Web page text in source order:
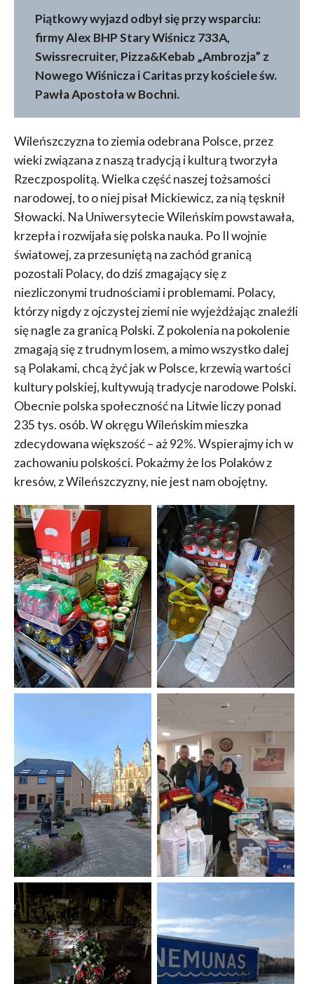
Piątkowy wyjazd odbył się przy wsparciu:
firmy Alex BHP Stary Wiśnicz 733A,
Swissrecruiter, Pizza&Kebab „Ambrozja” z
Nowego Wiśnicza i Caritas przy kościele św.
Pawła Apostoła w Bochni.
Wileńszczyzna to ziemia odebrana Polsce, przez
wieki związana z naszą tradycją i kulturą tworzyła
Rzeczpospolitą. Wielka część naszej tożsamości
narodowej, to o niej pisał Mickiewicz, za nią tęsknił
Słowacki. Na Uniwersytecie Wileńskim powstawała,
krzepła i rozwijała się polska nauka. Po II wojnie
światowej, za przesuniętą na zachód granicą
pozostali Polacy, do dziś zmagający się z
niezliczonymi trudnościami i problemami. Polacy,
którzy nigdy z ojczystej ziemi nie wyjeżdżając znaleźli
się nagle za granicą Polski. Z pokolenia na pokolenie
zmagają się z trudnym losem, a mimo wszystko dalej
są Polakami, chcą żyć jak w Polsce, krzewią wartości
kultury polskiej, kultywują tradycje narodowe Polski.
Obecnie polska społeczność na Litwie liczy ponad
235 tys. osób. W okręgu Wileńskim mieszka
zdecydowana większość – aż 92%. Wspierajmy ich w
zachowaniu polskości. Pokażmy że los Polaków z
kresów, z Wileńszczyzny, nie jest nam obojętny.